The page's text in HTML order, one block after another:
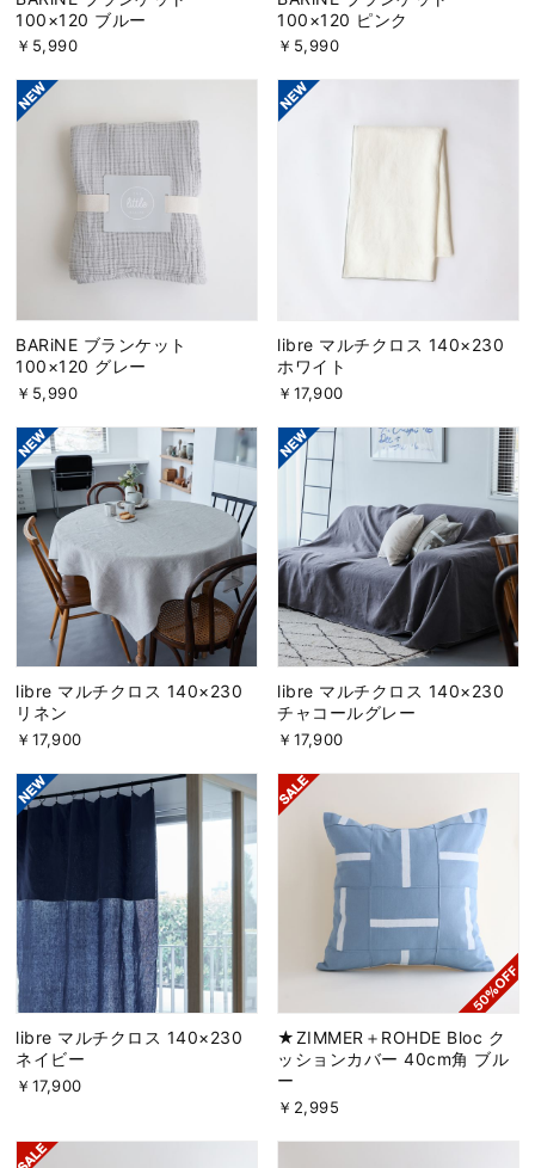
100×120 ブルー
￥5,990
100×120 ピンク
￥5,990
BARiNE ブランケット
100×120 グレー
￥5,990
libre マルチクロス 140×230
ホワイト
￥17,900
libre マルチクロス 140×230
リネン
￥17,900
libre マルチクロス 140×230
チャコールグレー
￥17,900
libre マルチクロス 140×230
ネイビー
￥17,900
★ZIMMER＋ROHDE Bloc ク
ッションカバー 40cm角 ブル
ー
￥2,995